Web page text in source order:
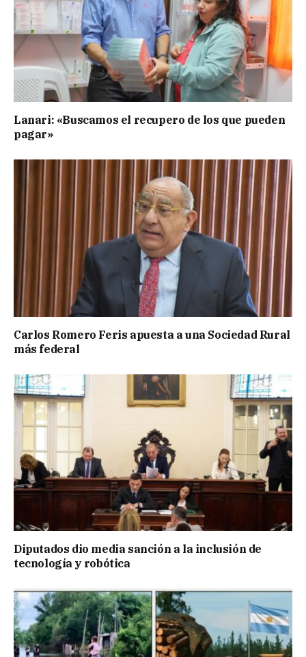
Lanari: «Buscamos el recupero de los que pueden
pagar»
Carlos Romero Feris apuesta a una Sociedad Rural
más federal
Diputados dio media sanción a la inclusión de
tecnología y robótica